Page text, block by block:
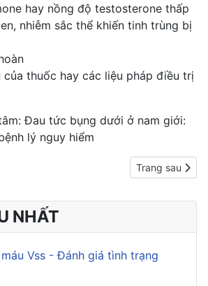
hay nồng độ testosterone thấp
nhiễm sắc thể khiến tinh trùng bị
của thuốc hay các liệu pháp điều trị
Đau tức bụng dưới ở nam giới:
lý nguy hiểm
nghiệm FSH để làm gì? Ý nghĩa và cách
Next article:
Trang sau
NHẤT
Vss - Đánh giá tình trạng